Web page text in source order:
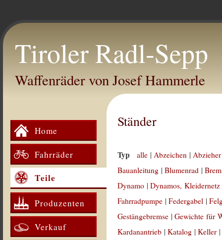
Tiroler Radl-Sepp
Waffenräder von Josef Hammerle
Home
Fahrräder
Teile
Produzenten
Verkauf
Ständer
Typ alle |Abzeichen |
Bauanleitung |Blumenrad |
Dynamo |Dynamos, Kleidernetz
Fahrradpumpe |Federgabel |
Gestängebremse |Gewichte für
Kardanantrieb |Katalog |Keller